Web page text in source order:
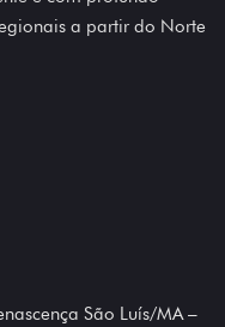
a partir do Norte
São Luís/MA –